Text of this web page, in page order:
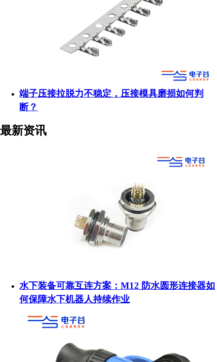
端子压接拉脱力不稳定，压接模具磨损如何判
断？
最新资讯
水下装备可靠互连方案：M12 防水圆形连接器如
何保障水下机器人持续作业